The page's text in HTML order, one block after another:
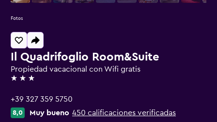
Il Quadrifoglio Room&Suite
Propiedad vacacional con Wifi gratis
3 estrellas
+39 327 359 5750
8,0 Muy bueno 450 calificaciones verificadas
Fotos